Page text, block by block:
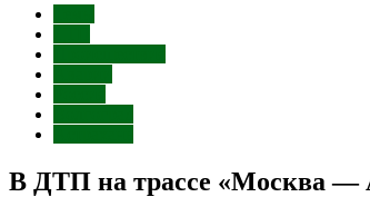
В ДТП на трассе «Москва —